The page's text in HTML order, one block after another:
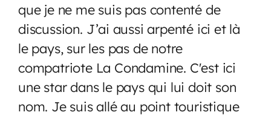
que je ne me suis pas contenté de
discussion. J’ai aussi arpenté ici et là
le pays, sur les pas de notre
compatriote La Condamine. C'est ici
une star dans le pays qui lui doit son
nom. Je suis allé au point touristique